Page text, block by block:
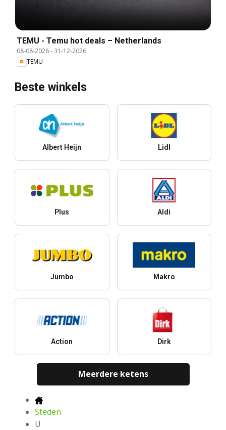
TEMU - Temu hot deals – Netherlands
08-08-2026-31-12-2026
TEMU
Beste winkels
Albert Heijn Lidl
Plus Aldi
Jumbo Makro
Action Dirk
Meerdere ketens
Steden
U